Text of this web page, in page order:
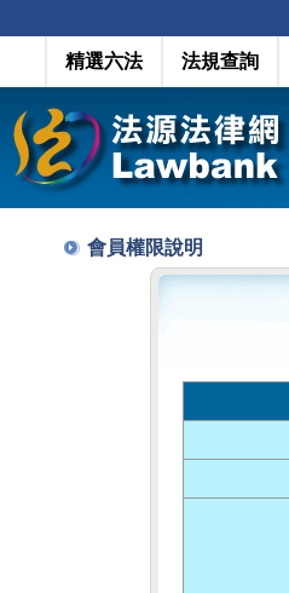
精選六法 法規查詢
會員權限說明